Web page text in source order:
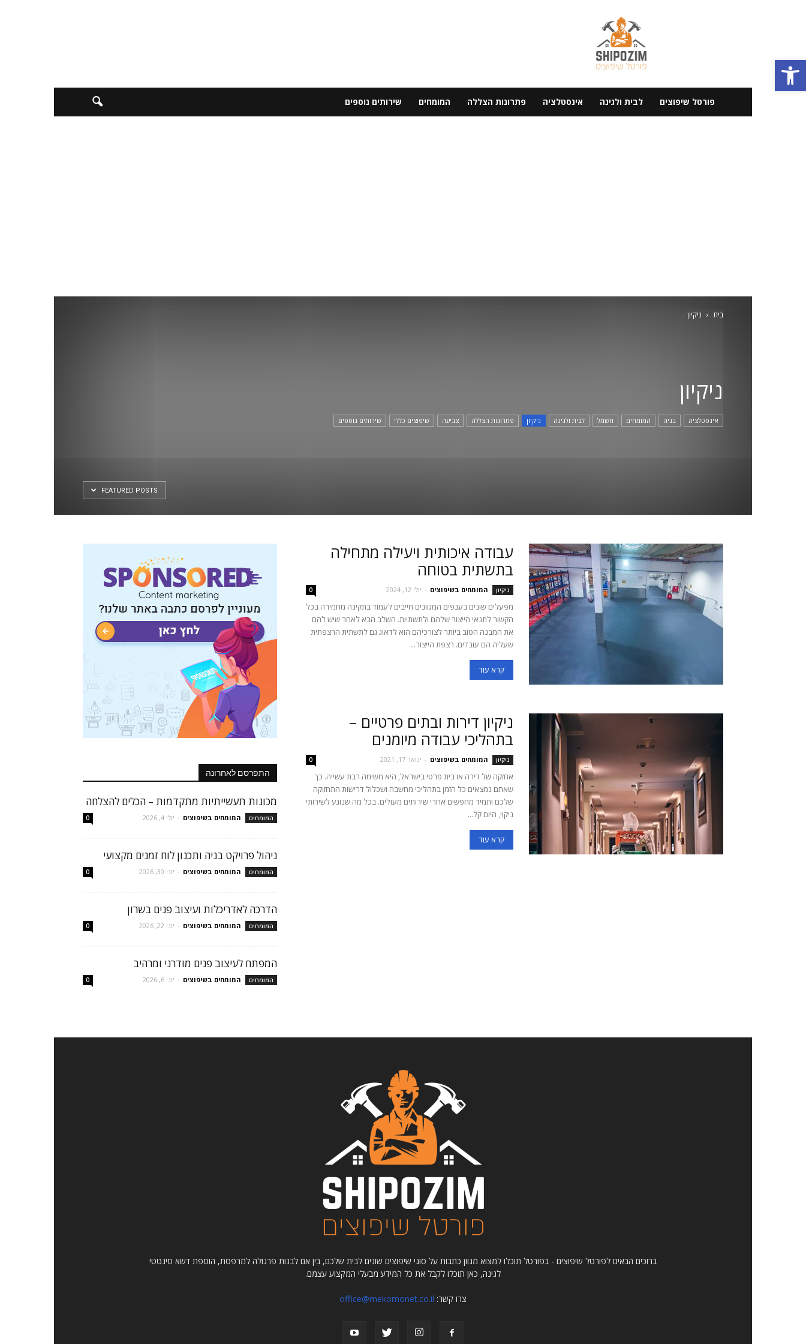
פתח סרגל נגישות
פורטל שיפוצים לבית ולגינה אינסטלציה פתרונות הצללה המומחים שירותים נוספים
בית ניקיון
ניקיון
אינסטלציה בניה המומחים חשמל לבית ולגינה ניקיון פתרונות הצללה צביעה שיפוצים כללי שירותים נוספים
FEATURED POSTS
עבודה איכותית ויעילה מתחילה
בתשתית בטוחה
ניקיון המומחים בשיפוצים - יולי 12, 2024 0
מפעלים שונים בענפים המגוונים חייבים לעמוד בתקינה מחמירה בכל
הקשור לתנאי הייצור שלהם ולתשתיות. השלב הבא לאחר שיש להם
את המבנה הטוב ביותר לצורכיהם הוא לדאוג גם לתשתית הרצפתית
שעליה הם עובדים. רצפת הייצור...
קרא עוד
ניקיון דירות ובתים פרטיים –
בתהליכי עבודה מיומנים
ניקיון המומחים בשיפוצים - ינואר 17, 2021 0
אחזקה של דירה או בית פרטי בישראל, היא משימה רבת עשייה. כך
שאתם נמצאים כל הזמן בתהליכי מחשבה ושכלול דרישות התחזוקה
שלכם ותמיד מחפשים אחרי שירותים מעולים. בכל מה שנוגע לשירותי
ניקוי, היום קל...
קרא עוד
התפרסם לאחרונה
מכונות תעשייתיות מתקדמות – הכלים להצלחה
המומחים המומחים בשיפוצים - יולי 4, 2026 0
ניהול פרויקט בניה ותכנון לוח זמנים מקצועי
המומחים המומחים בשיפוצים - יוני 30, 2026 0
הדרכה לאדריכלות ועיצוב פנים בשרון
המומחים המומחים בשיפוצים - יוני 22, 2026 0
המפתח לעיצוב פנים מודרני ומרהיב
המומחים המומחים בשיפוצים - יוני 6, 2026 0
ברוכים הבאים לפורטל שיפוצים - בפורטל תוכלו למצוא מגוון כתבות על סוגי שיפוצים שונים לבית שלכם, בין אם לבנות פרגולה למרפסת, הוספת דשא סינטטי
לגינה, כאן תוכלו לקבל את כל המידע מבעלי המקצוע עצמם.
צרו קשר: office@mekomonet.co.il